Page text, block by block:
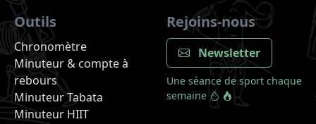
Outils
Chronomètre
Minuteur & compte à
rebours
Minuteur Tabata
Minuteur HIIT
Rejoins-nous
Newsletter
Une séance de sport chaque
semaine